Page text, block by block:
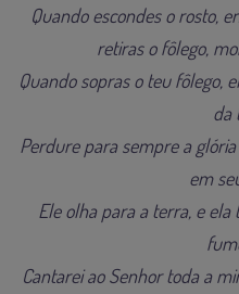
Quando escondes o rosto,
retiras o fôlego,
Quando sopras o teu fôlego,
da
Perdure para sempre a
em
Ele olha para a terra, e
Cantarei ao Senhor toda a